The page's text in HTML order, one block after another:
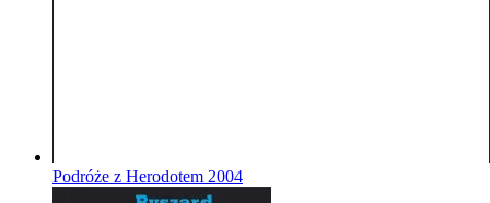
Podróże z Herodotem 2004